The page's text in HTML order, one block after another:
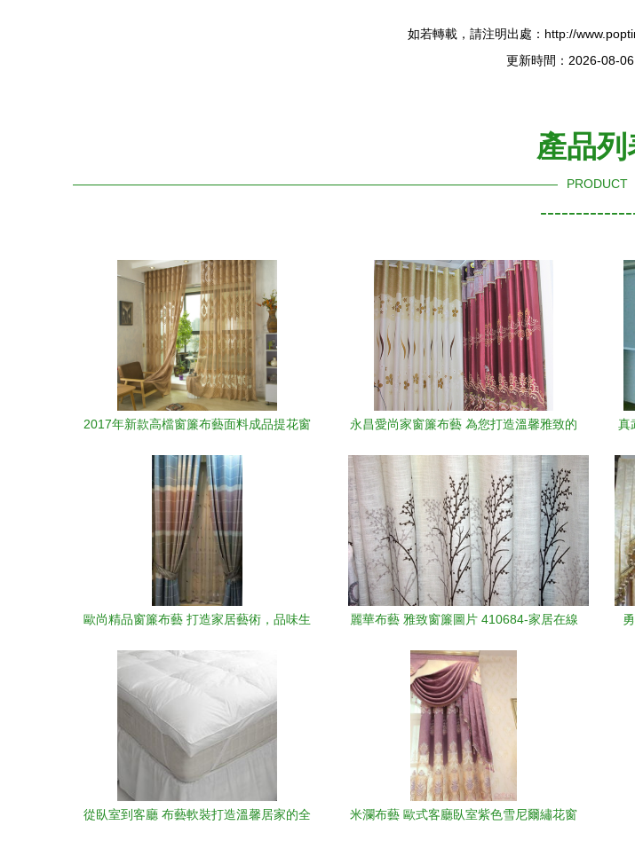
如若轉載，請注明出處：http://
更新時間：2026-08-
產品列
PRODUCT
2017年新款高檔窗簾布藝面料成品提花窗
永昌愛尚家窗簾布藝 為您打造溫馨雅致的
真
歐尚精品窗簾布藝 打造家居藝術，品味生
麗華布藝 雅致窗簾圖片 410684-家居在線
從臥室到客廳 布藝軟裝打造溫馨居家的全
米瀾布藝 歐式客廳臥室紫色雪尼爾繡花窗